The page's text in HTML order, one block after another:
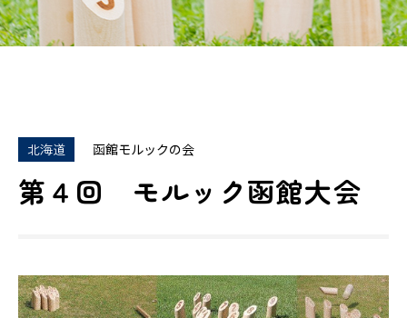
北海道 函館モルックの会
第４回 モルック函館大会